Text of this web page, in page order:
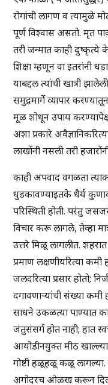
रोगांची लागण व त्यामुळे
पूर्ण विश्वास असतो. मृत
तरी जन्मात काही
शिक्षा म्हणून वा इतरांनी
याबद्दल त्यांची खात्री
समुद्रमार्गे व्यापार
मूळ शोधून उपाय
अशा प्रकारे
लाखोंनी नसली तरी
काही अपवाद वगळता
धुडकावण्याइतके धैर्य
परिस्थिती होती. परंतु
विचार करू लागले, तेव्हा
उत्तरे मिळू लागलीत.
प्रमाण लक्षणीयरित्या
जलदरित्या प्रसार होतो;
दगावणाऱ्यांची संख्या कमी
साधने उकळत्या पाण्यात
जंतुसंसर्ग होत नाही; हात
आयोडीनयुक्त मीठ
गोष्टी हळूहळू कळू लागल्या.
अगोदरच ओळख करून